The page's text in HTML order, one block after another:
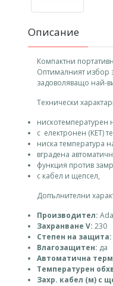
Описание
Компактни
Оптималният избор
задоволяващо най-
Технически
нискотемпературен
с електронен (КЕТ)
ниска температура
вградена
функция против
с кабел и щепсел,
Допълнителни
Производител:
Захранване V: 230
Степен на защита:
Влагозащитен: да
Автоматична
Температурен
Захр. кабел (м) с